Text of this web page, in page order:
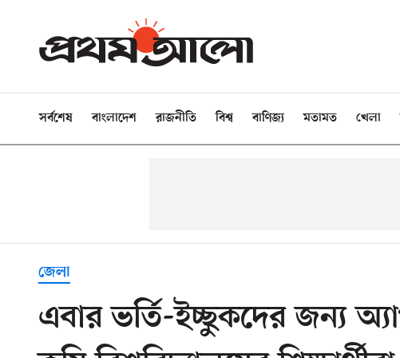
সর্বশেষ বাংলাদেশ রাজনীতি বিশ্ব বাণিজ্য মতামত খেলা
জেলা
এবার ভর্তি-ইচ্ছুকদের জন্য